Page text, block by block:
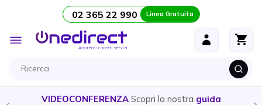
Salta al contenuto 02 365 22 990 Linea Gratuita
Toggle
Nav
VIDEOCONFERENZA Scopri la nostra guida